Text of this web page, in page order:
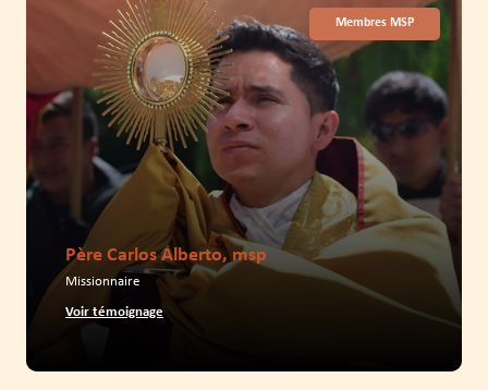
Membres MSP
Père Carlos Alberto, msp
Missionnaire
Voir témoignage